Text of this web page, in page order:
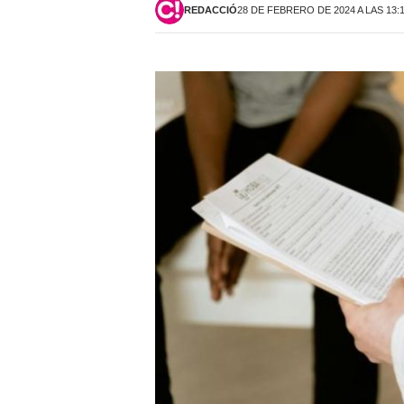
REDACCIÓ28 DE FEBRERO DE 2024 A LAS